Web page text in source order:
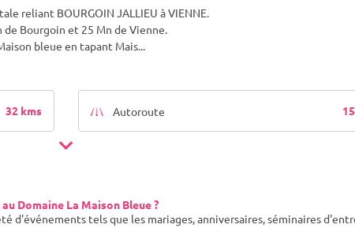
reliant BOURGOIN JALLIEU à VIENNE.
de Bourgoin et 25 Mn de Vienne.
bleue en tapant Mais...
32 kms Autoroute
Domaine La Maison Bleue ?
d'événements tels que les mariages, anniversaires, séminaires